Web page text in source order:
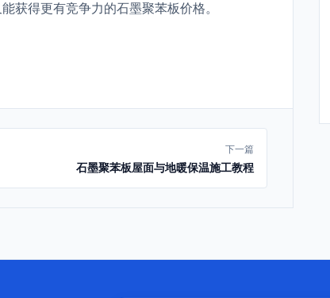
获得更有竞争力的石墨聚苯板价格。
下一篇
石墨聚苯板屋面与地暖保温施工教程